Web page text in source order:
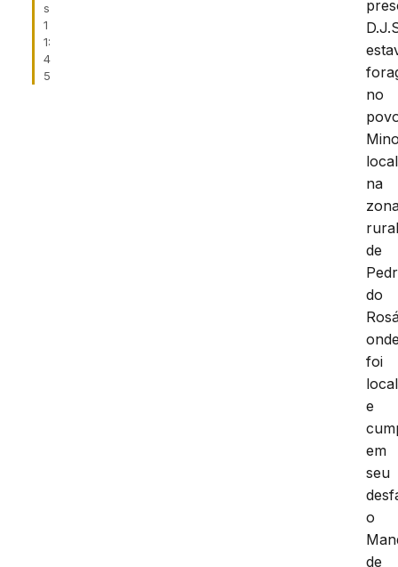
s
1
1:
4
5
no
na
de
do
foi
e
em
seu
o
de